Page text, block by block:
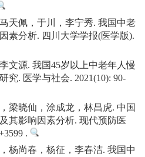
天佩，于川，李宁秀. 我国中老
素分析. 四川大学学报(医学版).
文源. 我国45岁以上中老年人慢
究. 医学与社会. 2021(10): 90-
梁晓仙，涂成龙，林昌虎. 中国
其影响因素分析. 现代预防医
.
杨尚春，杨征，李春洁. 我国中